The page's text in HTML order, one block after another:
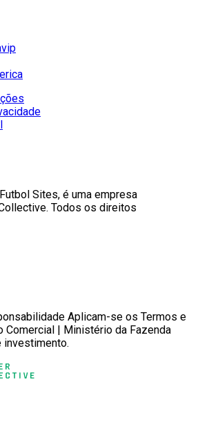
Sites, é uma empresa
Todos os direitos
Aplicam-se os Termos e
Comercial | Ministério da Fazenda
investimento.